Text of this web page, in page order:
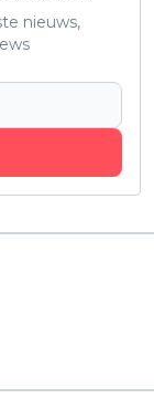
nieuws,